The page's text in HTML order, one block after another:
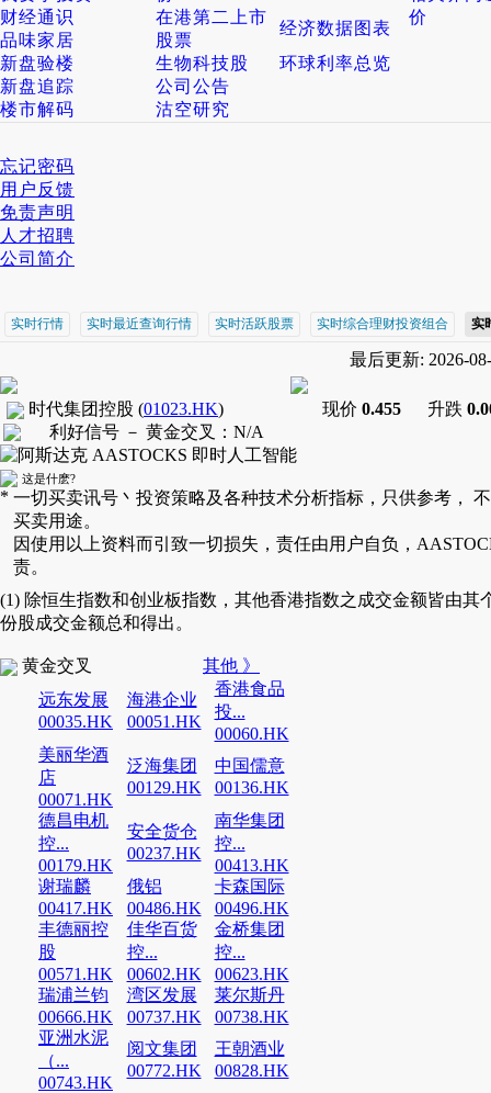
财经通识
品味家居
新盘验楼
新盘追踪
楼市解码
在港第二上市
股票
经济数据图表
生物科技股
环球利率总览
公司公告
沽空研究
价
忘记密码
用户反馈
免责声明
人才招聘
公司简介
实时行情 实时最近查询行情 实时活跃股票 实时综合理财投资组合 实
最后更新: 2026-
时代集团控股 (01023.HK) 现价 0.455 升跌
利好信号 － 黄金交叉 ： N/A
这是什麽?
* 一切买卖讯号丶投资策略及各种技术分析指标，只供参考，
买卖用途。
因使用以上资料而引致一切损失，责任由用户自负，
责。
(1) 除恒生指数和创业板指数，其他香港指数之成交金额皆由其
份股成交金额总和得出。
黄金交叉
其他 》
远东发展
00035.HK
海港企业
00051.HK
香港食品
投...
00060.HK
美丽华酒
店
00071.HK
泛海集团
00129.HK
中国儒意
00136.HK
德昌电机
控...
00179.HK
安全货仓
00237.HK
南华集团
控...
00413.HK
谢瑞麟
00417.HK
俄铝
00486.HK
卡森国际
00496.HK
丰德丽控
股
00571.HK
佳华百货
控...
00602.HK
金桥集团
控...
00623.HK
瑞浦兰钧
00666.HK
湾区发展
00737.HK
莱尔斯丹
00738.HK
亚洲水泥
（...
00743.HK
阅文集团
00772.HK
王朝酒业
00828.HK